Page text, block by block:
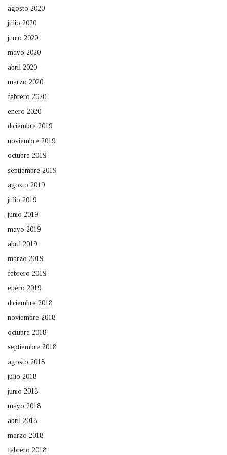
agosto 2020
julio 2020
junio 2020
mayo 2020
abril 2020
marzo 2020
febrero 2020
enero 2020
diciembre 2019
noviembre 2019
octubre 2019
septiembre 2019
agosto 2019
julio 2019
junio 2019
mayo 2019
abril 2019
marzo 2019
febrero 2019
enero 2019
diciembre 2018
noviembre 2018
octubre 2018
septiembre 2018
agosto 2018
julio 2018
junio 2018
mayo 2018
abril 2018
marzo 2018
febrero 2018